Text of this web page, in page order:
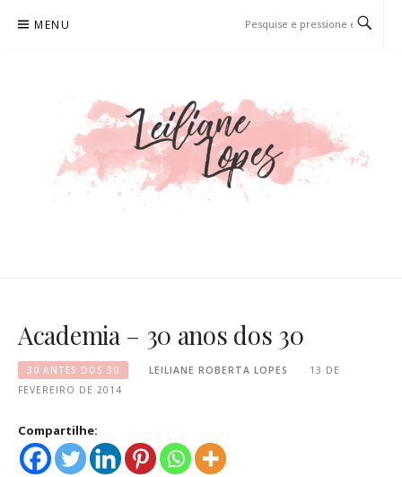
para
MENU
Academia – 30 anos dos 30
30 ANTES DOS 30 LEILIANE ROBERTA LOPES
13 DE
FEVEREIRO DE 2014
Compartilhe: